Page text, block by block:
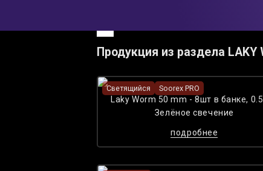
Продукция из раздела LAKY
Светящийся Soorex PRO
Laky Worm 50 mm - 8шт в банке,
Зелёное cвечение
подробнее